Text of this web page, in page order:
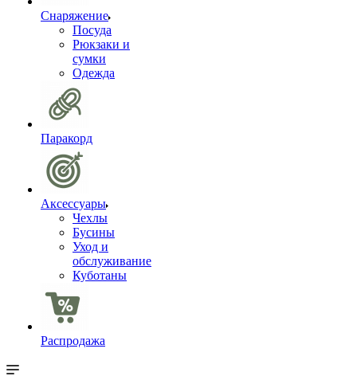
Снаряжение
Посуда
Рюкзаки и
сумки
Одежда
Паракорд
Аксессуары
Чехлы
Бусины
Уход и
обслуживание
Куботаны
Распродажа